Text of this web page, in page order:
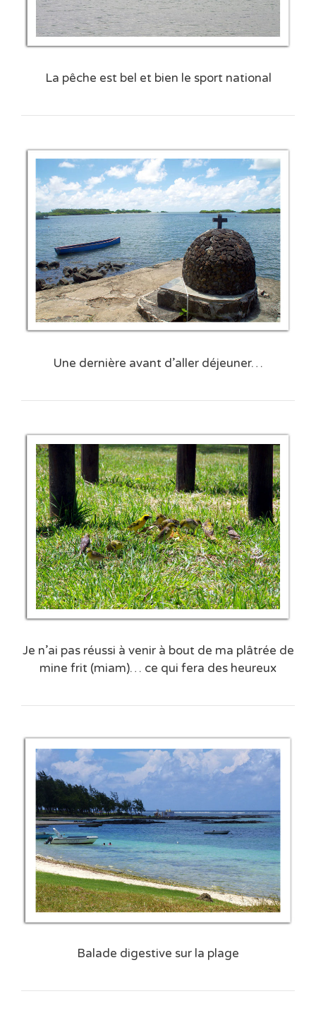
La pêche est bel et bien le sport national
Une dernière avant d’aller déjeuner…
Je n’ai pas réussi à venir à bout de ma plâtrée de
mine frit (miam)… ce qui fera des heureux
Balade digestive sur la plage